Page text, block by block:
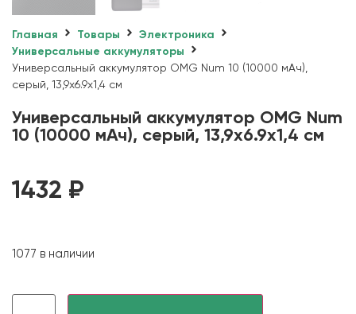
Главная Товары
Электроника
Универсальные аккумуляторы
Универсальный аккумулятор OMG Num 10 (10000 мАч),
серый, 13,9х6.9х1,4 см
Универсальный аккумулятор OMG Num
10 (10000 мАч), серый, 13,9х6.9х1,4 см
1432 ₽
1077 в наличии